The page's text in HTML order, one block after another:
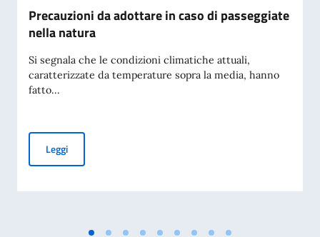
Precauzioni da adottare in caso di passeggiate
nella natura
Si segnala che le condizioni climatiche attuali,
caratterizzate da temperature sopra la media, hanno
fatto...
LeggiPrecauzioni da adottare in caso di passeggiate nella natura